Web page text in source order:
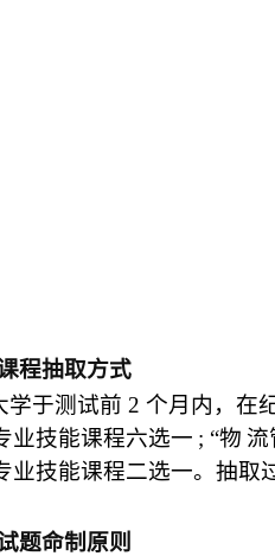
程抽取方式
于测试前 2 个月内，在
业技能课程六选一 ; “物 流
业技能课程二选一。抽取
题命制原则